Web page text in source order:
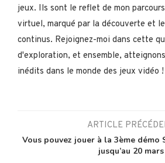
jeux. Ils sont le reflet de mon
virtuel, marqué par la découverte et
continus. Rejoignez-moi dans cette
d'exploration, et ensemble,
inédits dans le monde des jeux vidéo !
ARTICLE
Vous pouvez jouer à la 3ème démo
jusqu’au 20 mars